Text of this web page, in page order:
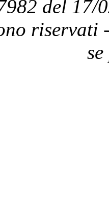
del 17/
riservati